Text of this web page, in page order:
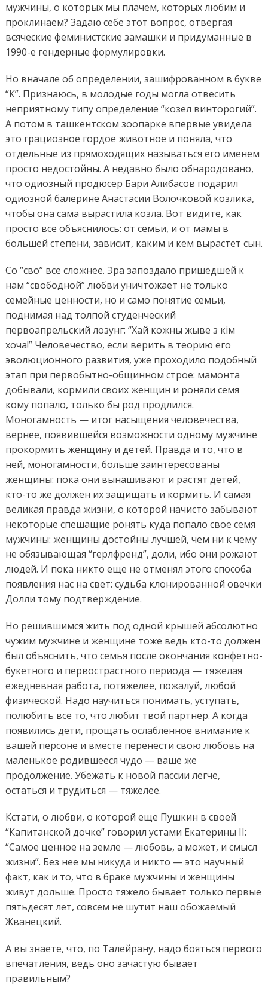
мужчины, о которых мы плачем, которых любим и
проклинаем? Задаю себе этот вопрос, отвергая
всяческие феминистские замашки и придуманные в
1990-е гендерные формулировки.
Но вначале об определении, зашифрованном в букве
“К”. Признаюсь, в молодые годы могла отвесить
неприятному типу определение “козел винторогий”.
А потом в ташкентском зоопарке впервые увидела
это грациозное гордое животное и поняла, что
отдельные из прямоходящих называться его именем
просто недостойны. А недавно было обнародовано,
что одиозный продюсер Бари Алибасов подарил
одиозной балерине Анастасии Волочковой козлика,
чтобы она сама вырастила козла. Вот видите, как
просто все объяснилось: от семьи, и от мамы в
большей степени, зависит, каким и кем вырастет сын.
Со “сво” все сложнее. Эра запоздало пришедшей к
нам “свободной” любви уничтожает не только
семейные ценности, но и само понятие семьи,
поднимая над толпой студенческий
первоапрельский лозунг: “Хай кожны жыве з кім
хоча!” Человечество, если верить в теорию его
эволюционного развития, уже проходило подобный
этап при первобытно-общинном строе: мамонта
добывали, кормили своих женщин и роняли семя
кому попало, только бы род продлился.
Моногамность — итог насыщения человечества,
вернее, появившейся возможности одному мужчине
прокормить женщину и детей. Правда и то, что в
ней, моногамности, больше заинтересованы
женщины: пока они вынашивают и растят детей,
кто-то же должен их защищать и кормить. И самая
великая правда жизни, о которой начисто забывают
некоторые спешащие ронять куда попало свое семя
мужчины: женщины достойны лучшей, чем ни к чему
не обязывающая “герлфренд”, доли, ибо они рожают
людей. И пока никто еще не отменял этого способа
появления нас на свет: судьба клонированной овечки
Долли тому подтверждение.
Но решившимся жить под одной крышей абсолютно
чужим мужчине и женщине тоже ведь кто-то должен
был объяснить, что семья после окончания конфетно-
букетного и первострастного периода — тяжелая
ежедневная работа, потяжелее, пожалуй, любой
физической. Надо научиться понимать, уступать,
полюбить все то, что любит твой партнер. А когда
появились дети, прощать ослабленное внимание к
вашей персоне и вместе перенести свою любовь на
маленькое родившееся чудо — ваше же
продолжение. Убежать к новой пассии легче,
остаться и трудиться — тяжелее.
Кстати, о любви, о которой еще Пушкин в своей
“Капитанской дочке” говорил устами Екатерины II:
“Самое ценное на земле — любовь, а может, и смысл
жизни”. Без нее мы никуда и никто — это научный
факт, как и то, что в браке мужчины и женщины
живут дольше. Просто тяжело бывает только первые
пятьдесят лет, совсем не шутит наш обожаемый
Жванецкий.
А вы знаете, что, по Талейрану, надо бояться первого
впечатления, ведь оно зачастую бывает
правильным?